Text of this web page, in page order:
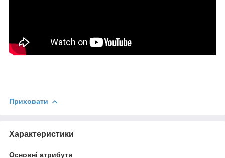
Приховати
Характеристики
Основні атрибути